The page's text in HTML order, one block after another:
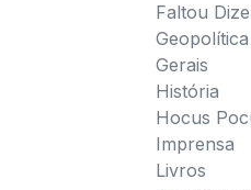
Faltou
Geopolítica
Gerais
História
Hocus
Imprensa
Livros